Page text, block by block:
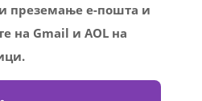
преземање е-пошта и
на Gmail и AOL на